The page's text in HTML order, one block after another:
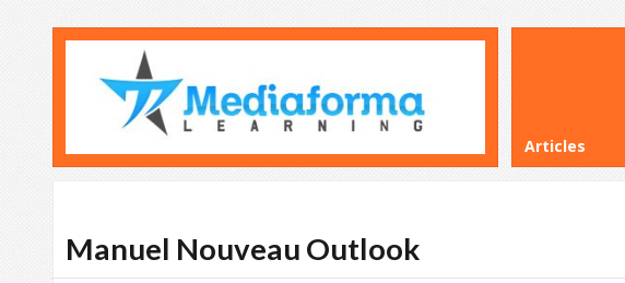
Articles
Manuel Nouveau Outlook